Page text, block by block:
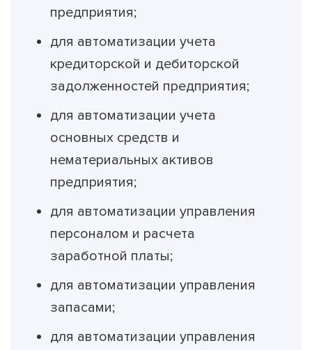
предприятия;
для автоматизации учета
кредиторской и дебиторской
задолженностей предприятия;
для автоматизации учета
основных средств и
нематериальных активов
предприятия;
для автоматизации управления
персоналом и расчета
заработной платы;
для автоматизации управления
запасами;
для автоматизации управления